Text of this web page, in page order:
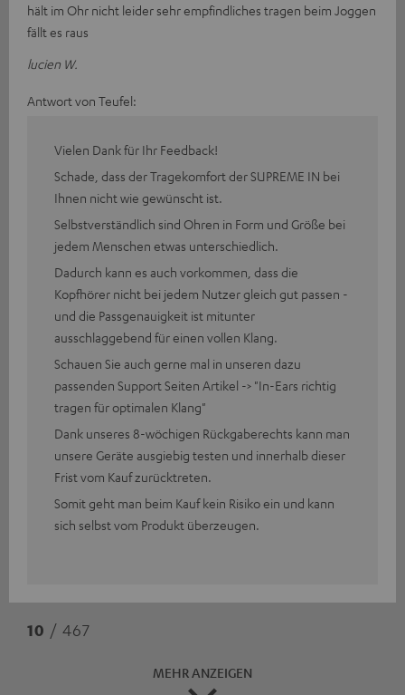
hält im Ohr nicht leider sehr empfindliches tragen beim Joggen
fällt es raus
lucien W.
Antwort von Teufel:
Vielen Dank für Ihr Feedback!
Schade, dass der Tragekomfort der SUPREME IN bei
Ihnen nicht wie gewünscht ist.
Selbstverständlich sind Ohren in Form und Größe bei
jedem Menschen etwas unterschiedlich.
Dadurch kann es auch vorkommen, dass die
Kopfhörer nicht bei jedem Nutzer gleich gut passen -
und die Passgenauigkeit ist mitunter
ausschlaggebend für einen vollen Klang.
Schauen Sie auch gerne mal in unseren dazu
passenden Support Seiten Artikel -> "In-Ears richtig
tragen für optimalen Klang"
Dank unseres 8-wöchigen Rückgaberechts kann man
unsere Geräte ausgiebig testen und innerhalb dieser
Frist vom Kauf zurücktreten.
Somit geht man beim Kauf kein Risiko ein und kann
sich selbst vom Produkt überzeugen.
10 / 467
MEHR ANZEIGEN